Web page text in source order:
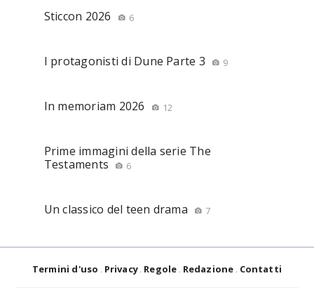
Sticcon 2026 6
I protagonisti di Dune Parte 3 9
In memoriam 2026 12
Prime immagini della serie The
Testaments
6
Un classico del teen drama 7
Termini d'uso Privacy Regole Redazione Contatti